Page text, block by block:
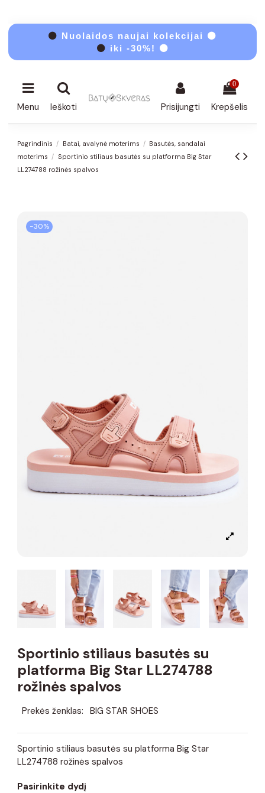
⚫ Nuolaidos naujai kolekcijai ⚫
⚫ iki -30%! ⚫
Menu Ieškoti Prisijungti
0
Krepšelis
Pagrindinis Batai, avalynė moterims
Basutės, sandalai
moterims
Sportinio stiliaus basutės su platforma Big Star
LL274788 rožinės spalvos
−30%
Sportinio stiliaus basutės su
platforma Big Star LL274788
rožinės spalvos
Prekės ženklas: BIG STAR SHOES
Sportinio stiliaus basutės su platforma Big Star
LL274788 rožinės spalvos
Pasirinkite dydį